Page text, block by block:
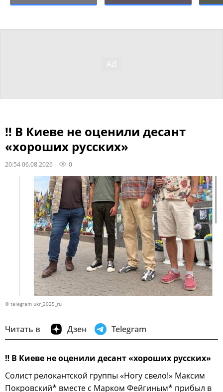
‼ В Киеве не оценили десант
«хороших русских»
20:54 06.08.2026 0
© telegram ukr_2025_ru
Читать в Дзен Telegram
‼ В Киеве не оценили десант «хороших русских»
Солист релокантской группы «Ногу свело!» Максим
Покровский* вместе с Марком Фейгиным* прибыл в